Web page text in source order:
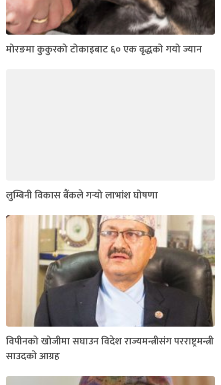
मोरङमा कुकुरको टोकाइबाट ६० एक वृद्धको गयो ज्यान
लुम्बिनी विकास बैंकले गर्‍यो लाभांश घोषणा
विपीनको खोजीमा सघाउन विदेश राज्यमन्त्रीसंग परराष्ट्रमन्त्री
साउदको आग्रह